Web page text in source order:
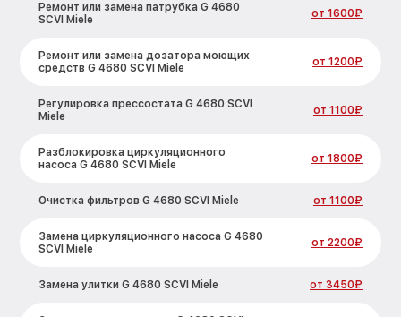
Ремонт или замена патрубка G 4680
SCVI Miele
от 1600₽
Ремонт или замена дозатора моющих
средств G 4680 SCVI Miele
от 1200₽
Регулировка прессостата G 4680 SCVI
Miele
от 1100₽
Разблокировка циркуляционного
насоса G 4680 SCVI Miele
от 1800₽
Очистка фильтров G 4680 SCVI Miele от 1100₽
Замена циркуляционного насоса G 4680
SCVI Miele
от 2200₽
Замена улитки G 4680 SCVI Miele от 3450₽